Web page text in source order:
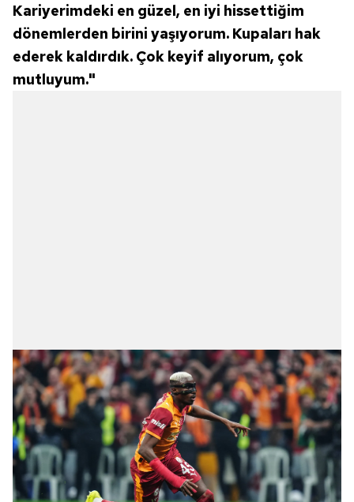
Kariyerimdeki en güzel, en iyi hissettiğim
dönemlerden birini yaşıyorum. Kupaları hak
ederek kaldırdık. Çok keyif alıyorum, çok
mutluyum."